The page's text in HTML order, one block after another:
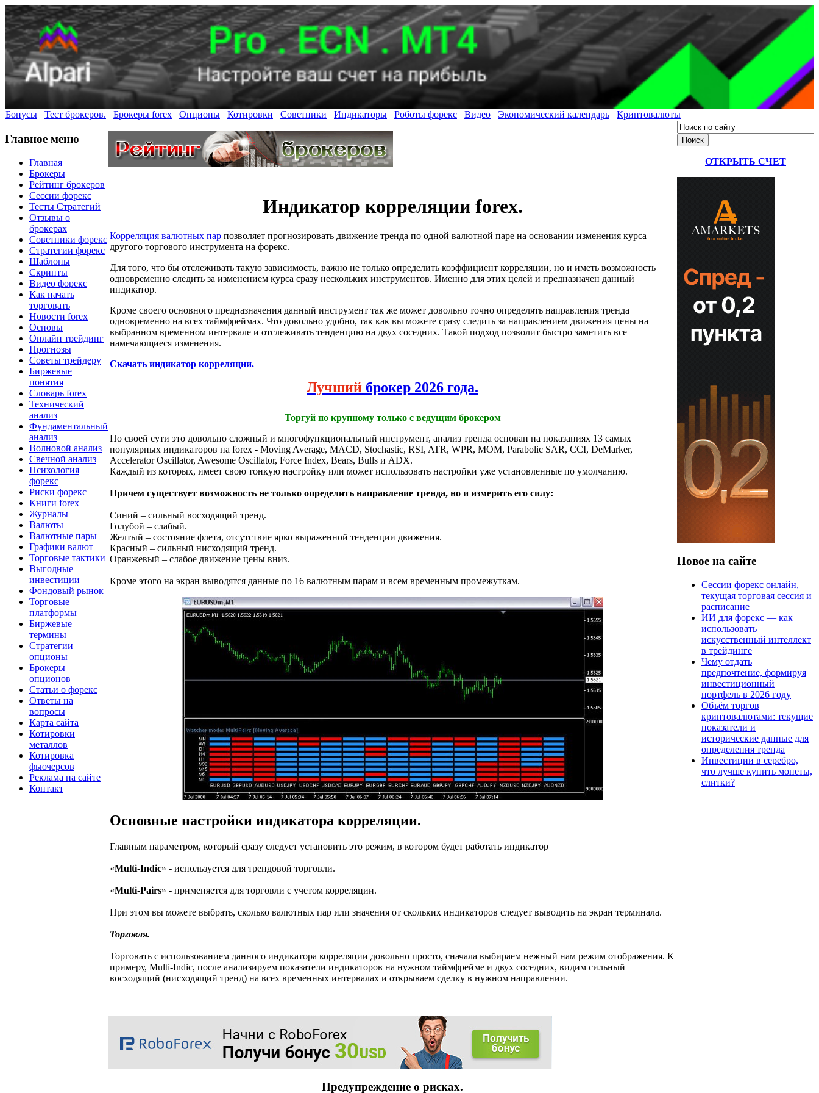
Бонусы Тест брокеров. Брокеры forex Опционы Котировки Советники Индикаторы Роботы форекс Видео Экономический календарь Криптовалюты
Главное меню
Главная
Брокеры
Рейтинг брокеров
Сессии форекс
Тесты Стратегий
Отзывы о
брокерах
Советники форекс
Стратегии форекс
Шаблоны
Скрипты
Видео форекс
Как начать
торговать
Новости forex
Основы
Онлайн трейдинг
Прогнозы
Советы трейдеру
Биржевые
понятия
Словарь forex
Технический
анализ
Фундаментальный
анализ
Волновой анализ
Свечной анализ
Психология
форекс
Риски форекс
Книги forex
Журналы
Валюты
Валютные пары
Графики валют
Торговые тактики
Выгодные
инвестиции
Фондовый рынок
Торговые
платформы
Биржевые
термины
Стратегии
опционы
Брокеры
опционов
Статьи о форекс
Ответы на
вопросы
Карта сайта
Котировки
металлов
Котировка
фьючерсов
Реклама на сайте
Контакт
Индикатор корреляции forex.
Корреляция валютных пар позволяет прогнозировать движение тренда по одной валютной паре на основании изменения курса
другого торгового инструмента на форекс.
Для того, что бы отслеживать такую зависимость, важно не только определить коэффициент корреляции, но и иметь возможность
одновременно следить за изменением курса сразу нескольких инструментов. Именно для этих целей и предназначен данный
индикатор.
Кроме своего основного предназначения данный инструмент так же может довольно точно определять направления тренда
одновременно на всех таймфреймах. Что довольно удобно, так как вы можете сразу следить за направлением движения цены на
выбранном временном интервале и отслеживать тенденцию на двух соседних. Такой подход позволит быстро заметить все
намечающиеся изменения.
Скачать индикатор корреляции.
Лучший брокер 2026 года.
Торгуй по крупному только с ведущим брокером
По своей сути это довольно сложный и многофункциональный инструмент, анализ тренда основан на показаниях 13 самых
популярных индикаторов на forex - Moving Average, MACD, Stochastic, RSI, ATR, WPR, MOM, Parabolic SAR, CCI, DeMarker,
Accelerator Oscillator, Awesome Oscillator, Force Index, Bears, Bulls и ADX.
Каждый из которых, имеет свою тонкую настройку или может использовать настройки уже установленные по умолчанию.
Причем существует возможность не только определить направление тренда, но и измерить его силу:
Синий – сильный восходящий тренд.
Голубой – слабый.
Желтый – состояние флета, отсутствие ярко выраженной тенденции движения.
Красный – сильный нисходящий тренд.
Оранжевый – слабое движение цены вниз.
Кроме этого на экран выводятся данные по 16 валютным парам и всем временным промежуткам.
Основные настройки индикатора корреляции.
Главным параметром, который сразу следует установить это режим, в котором будет работать индикатор
«Multi-Indic» - используется для трендовой торговли.
«Multi-Pairs» - применяется для торговли с учетом корреляции.
При этом вы можете выбрать, сколько валютных пар или значения от скольких индикаторов следует выводить на экран терминала.
Торговля.
Торговать с использованием данного индикатора корреляции довольно просто, сначала выбираем нежный нам режим отображения. К
примеру, Multi-Indic, после анализируем показатели индикаторов на нужном таймфрейме и двух соседних, видим сильный
восходящий (нисходящий тренд) на всех временных интервалах и открываем сделку в нужном направлении.
Предупреждение о рисках.
ОТКРЫТЬ СЧЕТ
Новое на сайте
Сессии форекс онлайн,
текущая торговая сессия и
расписание
ИИ для форекс — как
использовать
искусственный интеллект
в трейдинге
Чему отдать
предпочтение, формируя
инвестиционный
портфель в 2026 году
Объём торгов
криптовалютами: текущие
показатели и
исторические данные для
определения тренда
Инвестиции в серебро,
что лучше купить монеты,
слитки?